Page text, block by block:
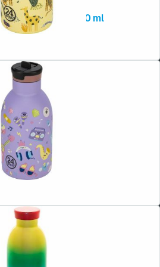
24Bottles Kids Bottle Jungle Friends, 250 ml
24Bottles Kids Insulated Bottle 330 ml